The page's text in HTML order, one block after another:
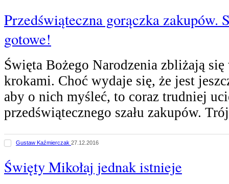
Przedświąteczna gorączka zakupów.
gotowe!
Święta Bożego Narodzenia zbliżają
krokami. Choć wydaje się, że jest
aby o nich myśleć, to coraz trudniej
przedświątecznego szału zakupów.
Gustaw Kaźmierczak 27.12.2016
Święty Mikołaj jednak istnieje